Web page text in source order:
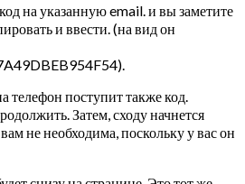
на указанную email. и вы заметите
и ввести. (на вид он
поступит также код.
Затем, сходу начнется
не необходима, поскольку у вас он